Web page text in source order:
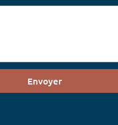
Envoyer